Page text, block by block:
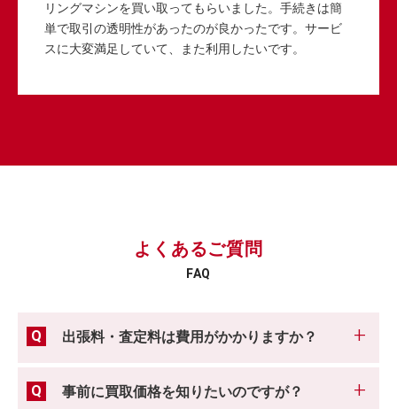
リングマシンを買い取ってもらいました。手続きは簡
単で取引の透明性があったのが良かったです。サービ
スに大変満足していて、また利用したいです。
よくあるご質問
FAQ
出張料・査定料は費用がかかりますか？
事前に買取価格を知りたいのですが？